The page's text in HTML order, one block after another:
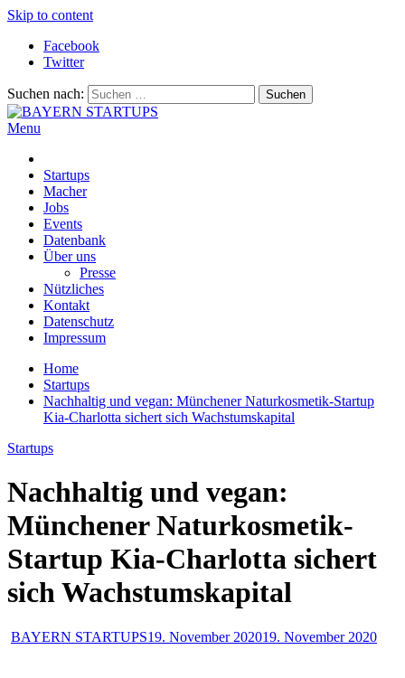
Skip to content
Facebook
Twitter
Suchen nach:
Menu
Startups
Macher
Jobs
Events
Datenbank
Über uns
Presse
Nützliches
Kontakt
Datenschutz
Impressum
Home
Startups
Nachhaltig und vegan: Münchener Naturkosmetik-Startup
Kia-Charlotta sichert sich Wachstumskapital
Startups
Nachhaltig und vegan:
Münchener Naturkosmetik-
Startup Kia-Charlotta sichert
sich Wachstumskapital
BAYERN STARTUPS19. November 202019. November 2020